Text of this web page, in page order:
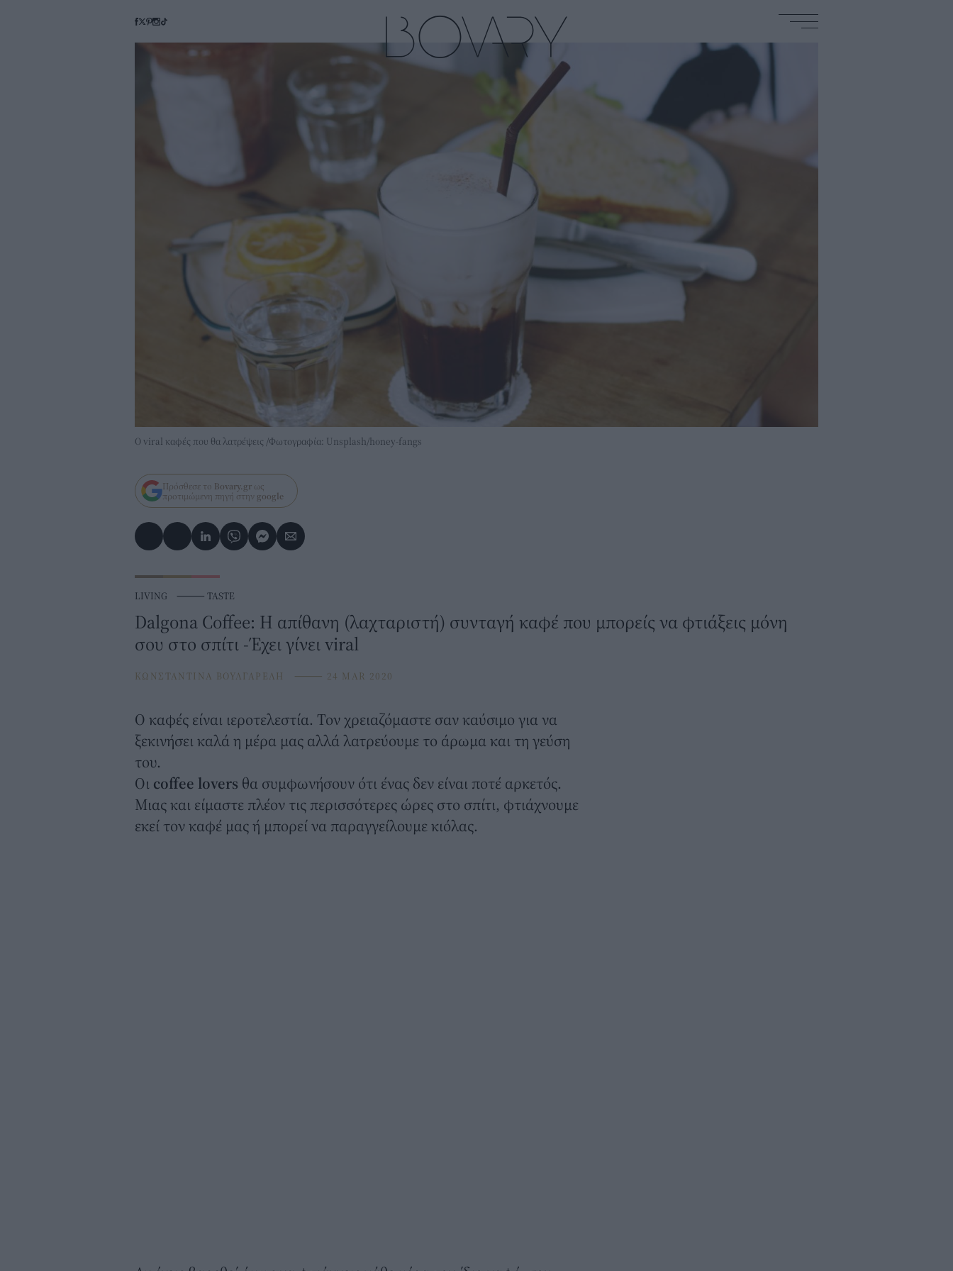
Ο viral καφές που θα λατρέψεις /Φωτογραφία: Unsplash/honey-fangs
Πρόσθεσε το Bovary.gr ως
προτιμώμενη πηγή στην google
LIVING ⸻ TASTE
Dalgona Coffee: Η απίθανη (λαχταριστή) συνταγή καφέ που μπορείς να φτιάξεις μόνη
σου στο σπίτι -Έχει γίνει viral
ΚΩΝΣΤΑΝΤΙΝΑ ΒΟΥΛΓΑΡΕΛΗ ⸻ 24 MAR 2020
Ο καφές είναι ιεροτελεστία. Τον χρειαζόμαστε σαν καύσιμο για να
ξεκινήσει καλά η μέρα μας αλλά λατρεύουμε το άρωμα και τη γεύση
του.
Οι coffee lovers θα συμφωνήσουν ότι ένας δεν είναι ποτέ αρκετός.
Μιας και είμαστε πλέον τις περισσότερες ώρες στο σπίτι, φτιάχνουμε
εκεί τον καφέ μας ή μπορεί να παραγγείλουμε κιόλας.